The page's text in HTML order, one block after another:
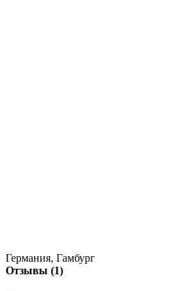
Германия, Гамбург
Отзывы (1)